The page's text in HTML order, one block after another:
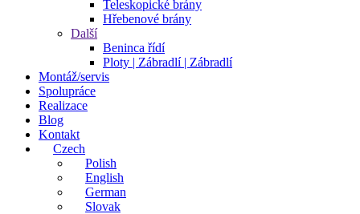
Teleskopické brány
Hřebenové brány
Další
Beninca řídí
Ploty | Zábradlí | Zábradlí
Montáž/servis
Spolupráce
Realizace
Blog
Kontakt
Czech
Polish
English
German
Slovak